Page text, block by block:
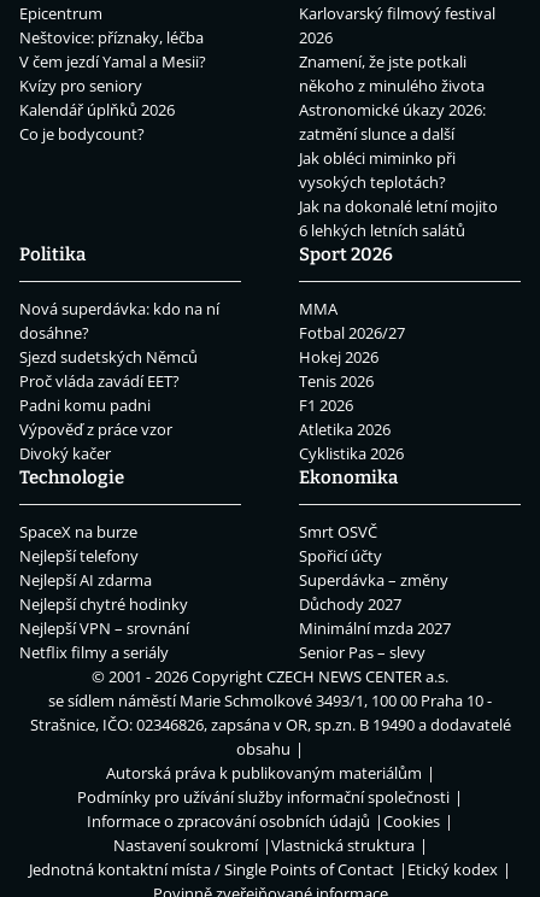
Epicentrum
Neštovice: příznaky, léčba
V čem jezdí Yamal a Mesii?
Kvízy pro seniory
Kalendář úplňků 2026
Co je bodycount?
Karlovarský filmový festival
2026
Znamení, že jste potkali
někoho z minulého života
Astronomické úkazy 2026:
zatmění slunce a další
Jak obléci miminko při
vysokých teplotách?
Jak na dokonalé letní mojito
6 lehkých letních salátů
Politika
Nová superdávka: kdo na ní
dosáhne?
Sjezd sudetských Němců
Proč vláda zavádí EET?
Padni komu padni
Výpověď z práce vzor
Divoký kačer
Sport 2026
MMA
Fotbal 2026/27
Hokej 2026
Tenis 2026
F1 2026
Atletika 2026
Cyklistika 2026
Technologie
SpaceX na burze
Nejlepší telefony
Nejlepší AI zdarma
Nejlepší chytré hodinky
Nejlepší VPN – srovnání
Netflix filmy a seriály
Ekonomika
Smrt OSVČ
Spořicí účty
Superdávka – změny
Důchody 2027
Minimální mzda 2027
Senior Pas – slevy
© 2001 - 2026 CopyrightCZECH NEWS CENTER a.s.
se sídlem náměstí Marie Schmolkové 3493/1, 100 00 Praha 10 -
Strašnice, IČO: 02346826, zapsána v OR, sp.zn. B 19490 a dodavatelé
obsahu
Autorská práva k publikovaným materiálům
Podmínky pro užívání služby informační společnosti
Informace o zpracování osobních údajů
Cookies
Nastavení soukromí
Vlastnická struktura
Jednotná kontaktní místa / Single Points of Contact
Etický kodex